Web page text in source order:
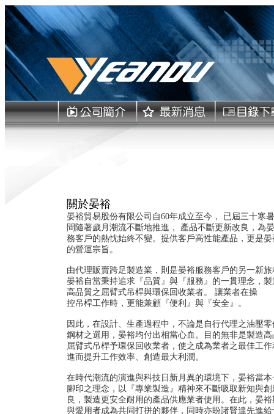
關於晏裕
晏裕貿易股份有限公司自60年成立至今， 已屆三十寒
間隨著歲月潮流不斷地推進， 產品不斷更新改良，為
務客戶的熱忱始終不變。提供客戶高性能產品，更是
的營運宗旨。
由代理販賣跨足製造業，則是晏裕服務客戶的另一新旅
晏裕自當秉持追求『品質』與『服務』的一貫理念，
高品質之屈臂式吊桿與環保回收業者。 讓業者在操
控吊桿工作時，更能兼顧『便利』與『安全』。
因此，在設計、生產過程中，不論是自行代理之油壓
鋼材之選用，晏裕均付出相當心血。目的無非是製造
屈臂式吊桿予環保回收業者，使之成為業者之最佳工
進而提升工作效率、創造最大利潤。
在時代潮流的演進與科技日新月異的環境下，晏裕當
腳印之理念，以『專業製造』精神來不斷吸取新知與創
良，製造更安全耐用的產品供應業者使用。在此，晏
與愛用者成為共同打拼的夥伴，同時亦盼諸賢達先進